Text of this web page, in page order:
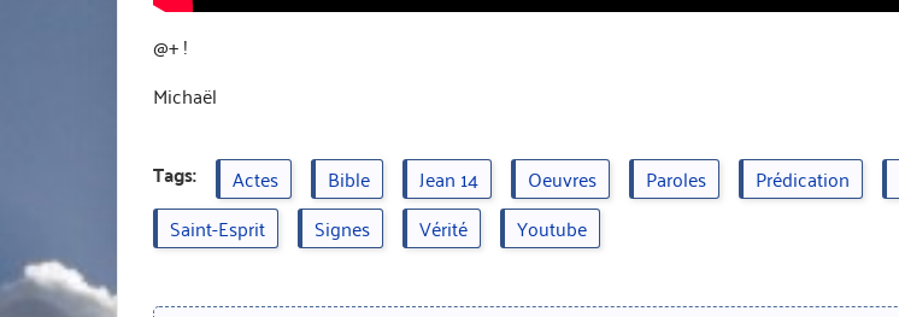
@+ !
Michaël
Tags: Actes Bible Jean 14 Oeuvres Paroles Prédication
Saint-Esprit
Signes Vérité Youtube